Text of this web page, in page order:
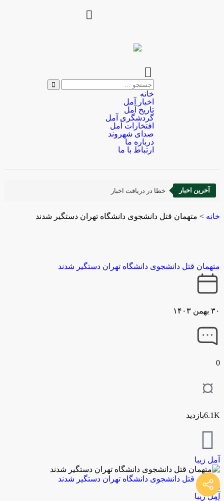
خانه
اخبار آمل
تاریخ آمل
گردشگری آمل
افتخارات آمل
صدای شهروند
درباره ما
ارتباط با ما
آخرین اخبار خطا در دریافت اخبار
خانه > متهمان قتل دانشجوی دانشگاه تهران دستگیر شدند
متهمان قتل دانشجوی دانشگاه تهران دستگیر شدند
۳۰ بهمن ۱۴۰۳
0
6.1Kبازدید
آمل زیبا
متهمان قتل دانشجوی دانشگاه تهران دستگیر شدند
توسط
آمل زیبا